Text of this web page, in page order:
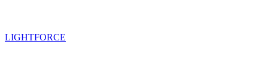
LIGHTFORCE